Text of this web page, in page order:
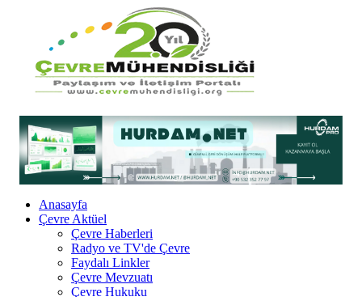
Anasayfa
Çevre Aktüel
Çevre Haberleri
Radyo ve TV'de Çevre
Faydalı Linkler
Çevre Mevzuatı
Çevre Hukuku